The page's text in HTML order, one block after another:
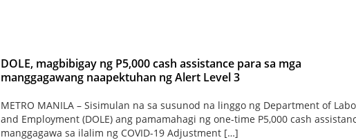
DOLE, magbibigay ng P5,000 cash assistance para sa mga
manggagawang naapektuhan ng Alert Level 3
METRO MANILA – Sisimulan na sa susunod na linggo ng Department of
and Employment (DOLE) ang pamamahagi ng one-time P5,000 cash
manggagawa sa ilalim ng COVID-19 Adjustment […]